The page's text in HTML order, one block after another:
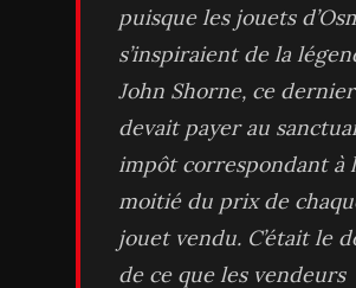
puisque les jouets
s’inspiraient de la
John Shorne, ce dernier
devait payer au
impôt correspondant à
moitié du prix de
jouet vendu. C’était le
de ce que les vendeurs